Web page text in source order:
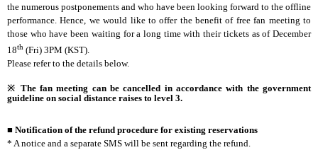
the numerous postponements and who have been looking forward to the offline
performance. Hence, we would like to offer the benefit of free fan meeting to
those who have been waiting for a long time with their tickets as of December
18th (Fri) 3PM (KST).
Please refer to the details below.
※ The fan meeting can be cancelled in accordance with the government
guideline on social distance raises to level 3.
■ Notification of the refund procedure for existing reservations
* A notice and a separate SMS will be sent regarding the refund.